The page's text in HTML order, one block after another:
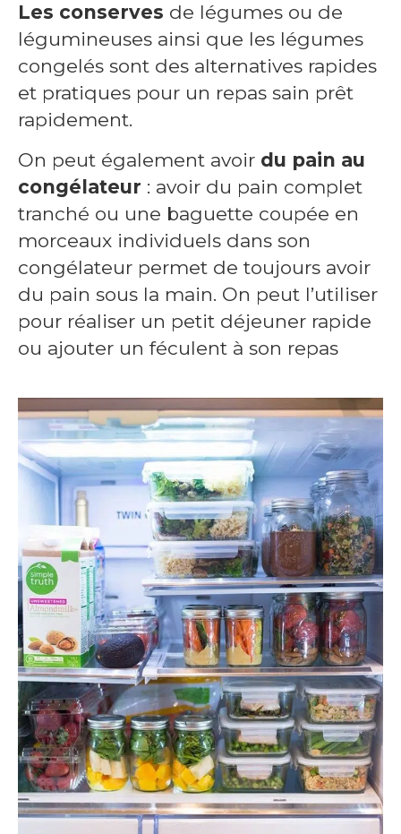
Les conserves de légumes ou de
légumineuses ainsi que les légumes
congelés sont des alternatives rapides
et pratiques pour un repas sain prêt
rapidement.
On peut également avoir du pain au
congélateur : avoir du pain complet
tranché ou une baguette coupée en
morceaux individuels dans son
congélateur permet de toujours avoir
du pain sous la main. On peut l’utiliser
pour réaliser un petit déjeuner rapide
ou ajouter un féculent à son repas